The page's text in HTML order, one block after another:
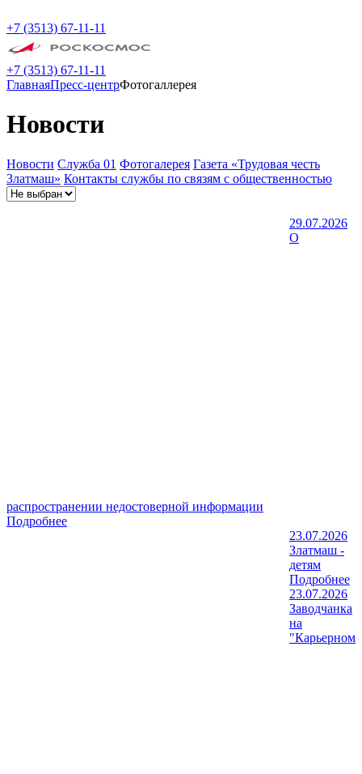
+7 (3513) 67-11-11
+7 (3513) 67-11-11
ГлавнаяПресс-центрФотогаллерея
Новости
Новости Служба 01 Фотогалерея Газета «Трудовая честь
Златмаш» Контакты службы по связям с общественностью
29.07.2026
О
распространении недостоверной информации
Подробнее
23.07.2026
Златмаш -
детям
Подробнее
23.07.2026
Заводчанка
на
"Карьерном